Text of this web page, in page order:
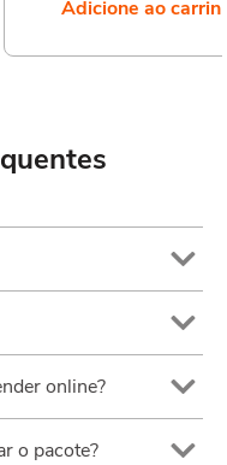
Adicione ao
online?
o pacote?